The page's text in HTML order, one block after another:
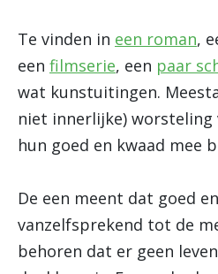
Te vinden in een roman,
een filmserie, een paar
wat kunstuitingen.
niet innerlijke) worsteling
hun goed en kwaad mee
De een meent dat goed
vanzelfsprekend tot de
behoren dat er geen